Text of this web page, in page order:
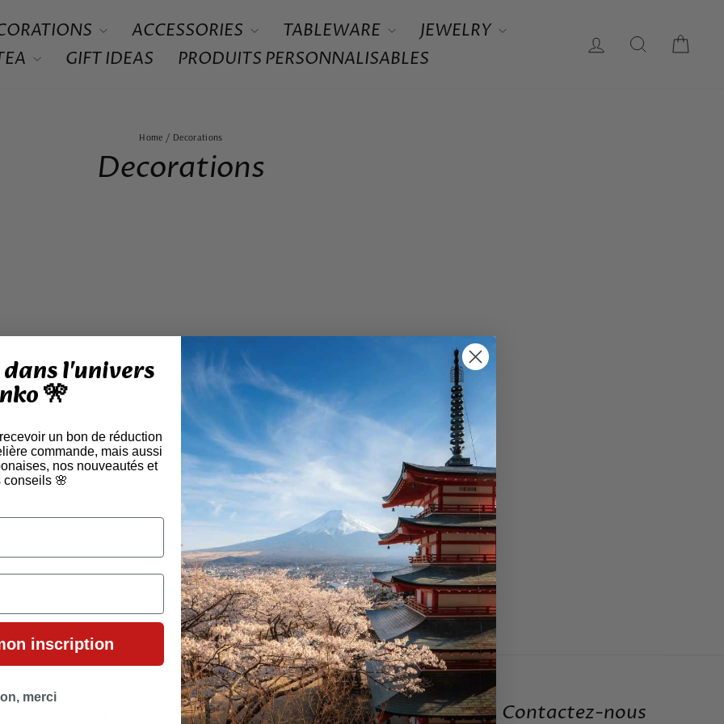
ACCESSORIES TABLEWARE
JEWELRY
GIFT IDEAS PRODUITS PERSONNALISABLES
LOG IN SEARCH
Home / Decorations
Decorations
Information Useful Contactez-nous
l'univers
🎌
un bon de réduction
commande, mais aussi
nos nouveautés et
conseils 🌸
inscription
merci